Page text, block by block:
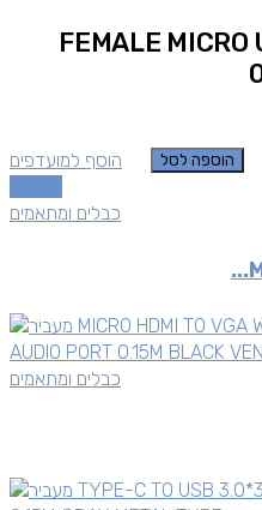
FEMALE MICRO
הוספה לסל
הוסף למועדפים
כבלים ומתאמים
כבלים ומתאמים